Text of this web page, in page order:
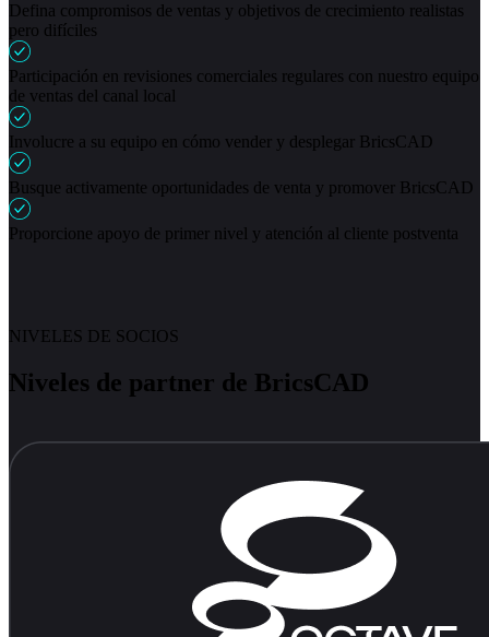
Defina compromisos de ventas y objetivos de crecimiento realistas
pero difíciles
Participación en revisiones comerciales regulares con nuestro equipo
de ventas del canal local
Involucre a su equipo en cómo vender y desplegar BricsCAD
Busque activamente oportunidades de venta y promover BricsCAD
Proporcione apoyo de primer nivel y atención al cliente postventa
NIVELES DE SOCIOS
Niveles de partner de BricsCAD